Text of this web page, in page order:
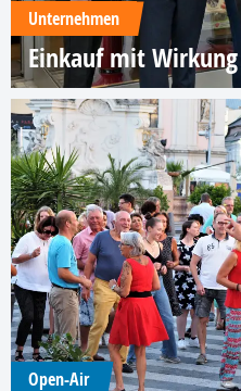
Unternehmen
Einkauf mit Wirkung
Open-Air